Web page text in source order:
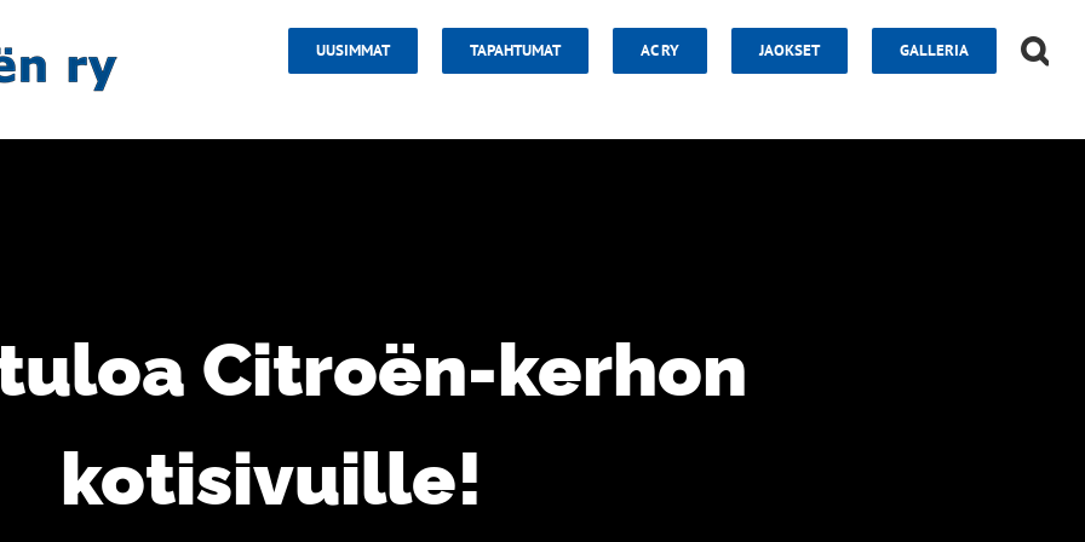
UUSIMMAT TAPAHTUMAT AC RY JAOKSET GALLERIA
Citroën-kerhon
kotisivuille!